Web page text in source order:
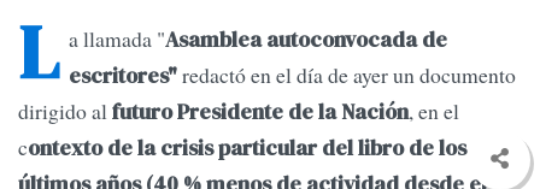
L a llamada "Asamblea autoconvocada de
escritores"redactó en el día de ayer un documento
dirigido alfuturo Presidente de la Nación, en el
contexto de la crisis particular del libro de los